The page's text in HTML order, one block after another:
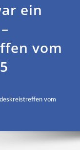
ein
vom
vom